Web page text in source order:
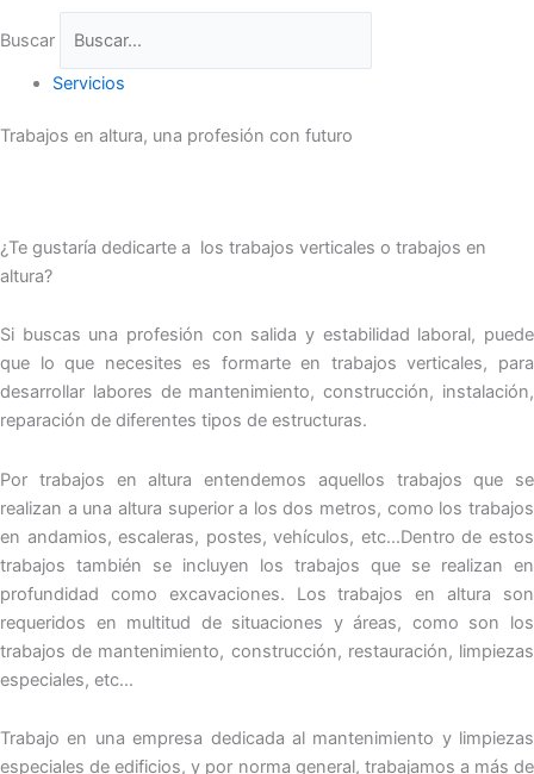
Buscar
Servicios
Trabajos en altura, una profesión con futuro
¿Te gustaría dedicarte a los trabajos verticales o trabajos en
altura?
Si buscas una profesión con salida y estabilidad laboral, puede
que lo que necesites es formarte en trabajos verticales, para
desarrollar labores de mantenimiento, construcción, instalación,
reparación de diferentes tipos de estructuras.
Por trabajos en altura entendemos aquellos trabajos que se
realizan a una altura superior a los dos metros, como los trabajos
en andamios, escaleras, postes, vehículos, etc…Dentro de estos
trabajos también se incluyen los trabajos que se realizan en
profundidad como excavaciones. Los trabajos en altura son
requeridos en multitud de situaciones y áreas, como son los
trabajos de mantenimiento, construcción, restauración, limpiezas
especiales, etc…
Trabajo en una empresa dedicada al mantenimiento y limpiezas
especiales de edificios, y por norma general, trabajamos a más de